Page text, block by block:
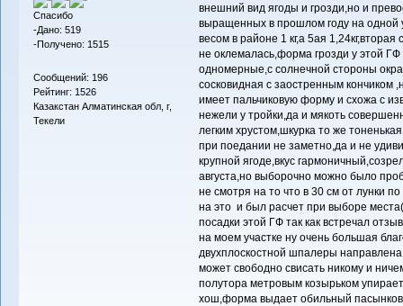
Спасибо
-Дано: 519
-Получено: 1515
Сообщений: 196
Рейтинг: 1526
Казакстан Алматинская обл, г,
Текели
внешний вид ягоды и грозди,но и
выращенных в прошлом году на одной
весом в районе 1 кг,а 5ая
не оклемалась,форма грозди у этой
одномерные,с солнечной стороны
сосковидная с заостренным кончиком
имеет пальчиковую форму и схожа с
нежели у тройки,да и мякоть
легким хрустом,шкурка то же
при поедании не заметно,да и не
крупной ягоде,вкус
августа,но выборочно можно было
не смотря на то что в 30 см от лунки
на это и был расчет при выборе
посадки этой ГФ так как встречал
на моем участке ну очень большая
двухплоскостной шпалеры
может свободно свисать никому и
полутора метровым козырьком
хош,форма выдает обильный